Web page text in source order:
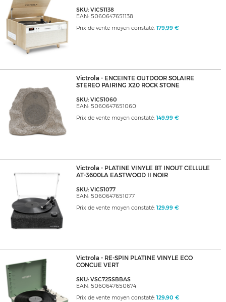
SKU: VIC51138
EAN: 5060647651138
Prix de vente moyen constaté: 179,99 €
Victrola - ENCEINTE OUTDOOR SOLAIRE
STEREO PAIRING X20 ROCK STONE
SKU: VIC51060
EAN: 5060647651060
Prix de vente moyen constaté: 149,99 €
Victrola - PLATINE VINYLE BT INOUT CELLULE
AT-3600LA EASTWOOD II NOIR
SKU: VIC51077
EAN: 5060647651077
Prix de vente moyen constaté: 129,99 €
Victrola - RE-SPIN PLATINE VINYLE ECO
CONCUE VERT
SKU: VSC725SBBAS
EAN: 5060647650674
Prix de vente moyen constaté: 129,90 €